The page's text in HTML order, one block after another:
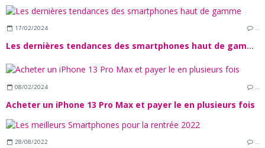
17/02/2024 …
Les dernières tendances des smartphones haut de gamme
08/02/2024 …
Acheter un iPhone 13 Pro Max et payer le en plusieurs fois
28/08/2022 …